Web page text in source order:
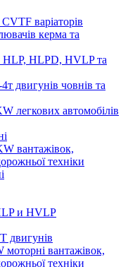
варіаторів
керма та
HLP, HLPD, HVLP та
двигунів човнів та
легкових автомобілів
вантажівок,
техніки
и HVLP
двигунів
вантажівок,
техніки